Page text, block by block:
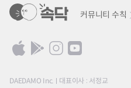
커뮤니티 수칙
DAEDAMO Inc. 대표이사 : 서정교